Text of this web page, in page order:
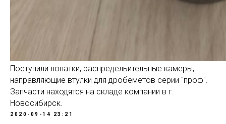
Поступили лопатки, распредельительные камеры,
направляющие втулки для дробеметов серии "проф".
Запчасти находятся на складе компании в г.
Новосибирск.
2020-09-14 23:21